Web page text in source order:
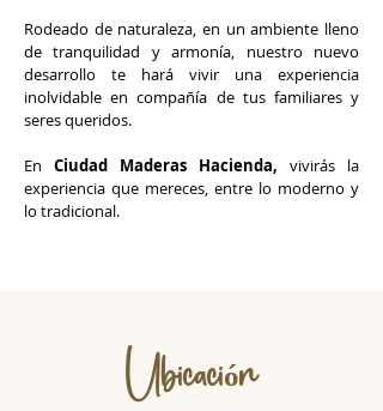
Rodeado de naturaleza, en un ambiente lleno
de tranquilidad y armonía, nuestro nuevo
desarrollo te hará vivir una experiencia
inolvidable en compañía de tus familiares y
seres queridos.
En Ciudad Maderas Hacienda, vivirás la
experiencia que mereces, entre lo moderno y
lo tradicional.
Ubicación